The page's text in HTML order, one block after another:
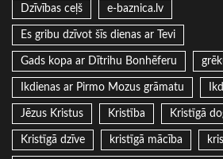
Dzīvības ceļš e-baznica.lv
Es gribu dzīvot šīs dienas ar Tevi
Gads kopa ar Dītrihu Bonhēferu
Ikdienas ar Pirmo Mozus grāmatu
Jēzus Kristus Kristība Kristīgā
Kristīgā dzīve kristīgā mācība